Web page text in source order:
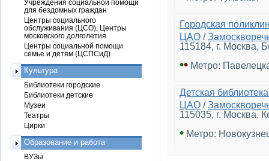
Городская
ЦАО /
115184, г. Москва,
•• Метро:
Детская
ЦАО /
115035, г. Москва,
• Метро:
Учреждения социальной помощи
для бездомных граждан
Центры социального
обслуживания (ЦСО), Центры
московского долголетия
Центры социальной помощи
семье и детям (ЦСПСиД)
Культура
Библиотеки городские
Библиотеки детские
Музеи
Театры
Цирки
Образование и работа
ВУЗы